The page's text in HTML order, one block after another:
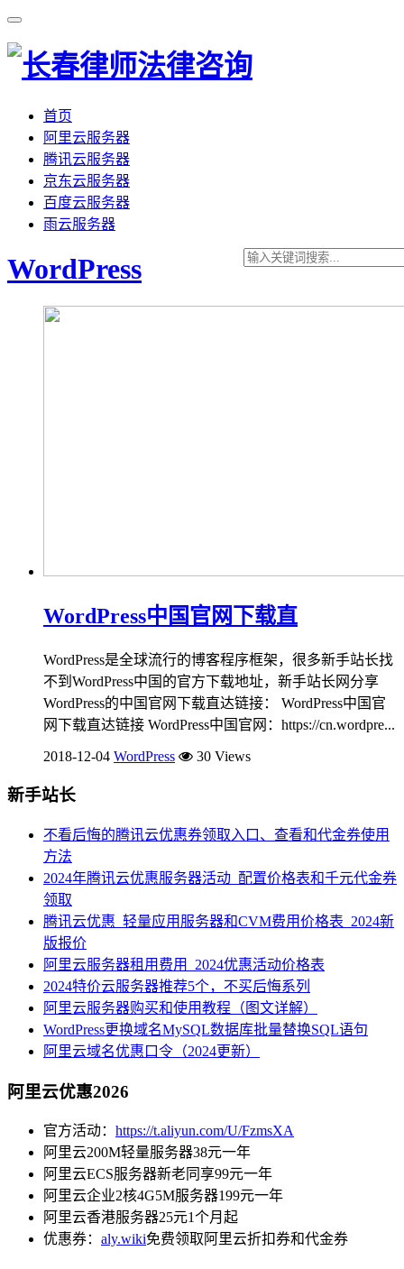
首页
阿里云服务器
腾讯云服务器
京东云服务器
百度云服务器
雨云服务器
WordPress
WordPress中国官网下载直
WordPress是全球流行的博客程序框架，很多新手站长找
不到WordPress中国的官方下载地址，新手站长网分享
WordPress的中国官网下载直达链接： WordPress中国官
网下载直达链接 WordPress中国官网：https://cn.wordpre...
2018-12-04 WordPress 30 Views
新手站长
不看后悔的腾讯云优惠券领取入口、查看和代金券使用
方法
2024年腾讯云优惠服务器活动_配置价格表和千元代金券
领取
腾讯云优惠_轻量应用服务器和CVM费用价格表_2024新
版报价
阿里云服务器租用费用_2024优惠活动价格表
2024特价云服务器推荐5个，不买后悔系列
阿里云服务器购买和使用教程（图文详解）
WordPress更换域名MySQL数据库批量替换SQL语句
阿里云域名优惠口令（2024更新）
阿里云优惠2026
官方活动： https://t.aliyun.com/U/FzmsXA
阿里云200M轻量服务器38元一年
阿里云ECS服务器新老同享99元一年
阿里云企业2核4G5M服务器199元一年
阿里云香港服务器25元1个月起
优惠券： aly.wiki免费领取阿里云折扣券和代金券